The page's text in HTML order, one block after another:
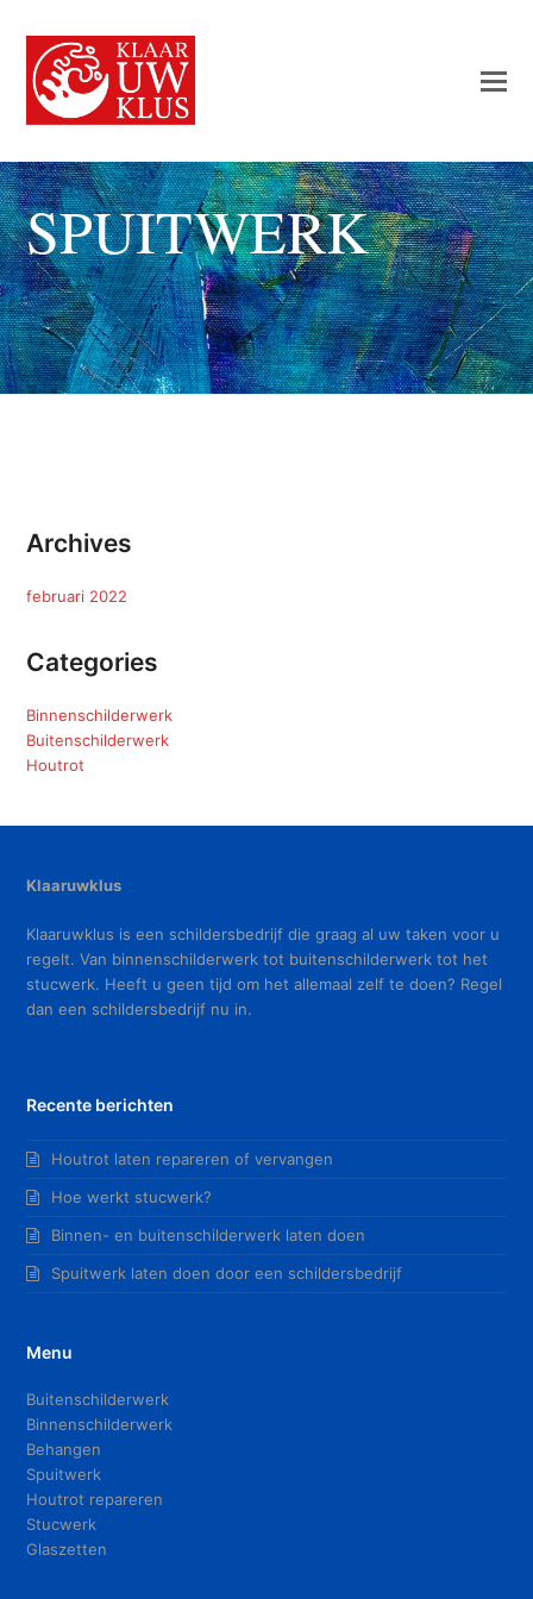
SPUITWERK
Archives
februari 2022
Categories
Binnenschilderwerk
Buitenschilderwerk
Houtrot
Klaaruwklus
Klaaruwklus is een schildersbedrijf die graag al uw taken voor u
regelt. Van binnenschilderwerk tot buitenschilderwerk tot het
stucwerk. Heeft u geen tijd om het allemaal zelf te doen? Regel
dan een schildersbedrijf nu in.
Recente berichten
Houtrot laten repareren of vervangen
Hoe werkt stucwerk?
Binnen- en buitenschilderwerk laten doen
Spuitwerk laten doen door een schildersbedrijf
Menu
Buitenschilderwerk
Binnenschilderwerk
Behangen
Spuitwerk
Houtrot repareren
Stucwerk
Glaszetten